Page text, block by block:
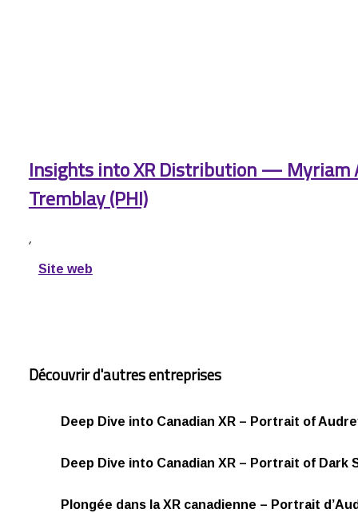
Insights into XR Distribution — Myriam
Tremblay (PHI)
,
Site web
Découvrir d'autres entreprises
Deep Dive into Canadian XR – Portrait of
Deep Dive into Canadian XR – Portrait of Dark
Plongée dans la XR canadienne – Portrait